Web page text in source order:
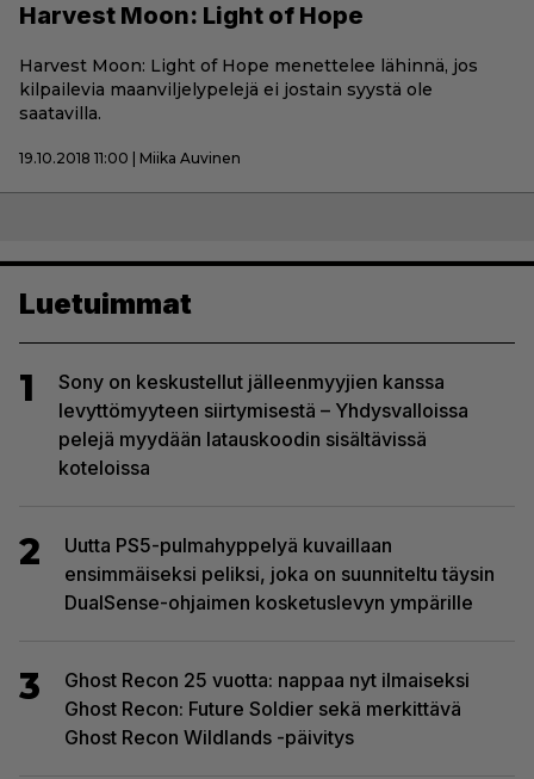
Harvest Moon: Light of Hope
Harvest Moon: Light of Hope menettelee lähinnä, jos
kilpailevia maanviljelypelejä ei jostain syystä ole
saatavilla.
19.10.2018 11:00 | Miika Auvinen
Luetuimmat
1
Sony on keskustellut jälleenmyyjien kanssa
levyttömyyteen siirtymisestä – Yhdysvalloissa
pelejä myydään latauskoodin sisältävissä
koteloissa
2
Uutta PS5-pulmahyppelyä kuvaillaan
ensimmäiseksi peliksi, joka on suunniteltu täysin
DualSense-ohjaimen kosketuslevyn ympärille
3
Ghost Recon 25 vuotta: nappaa nyt ilmaiseksi
Ghost Recon: Future Soldier sekä merkittävä
Ghost Recon Wildlands -päivitys